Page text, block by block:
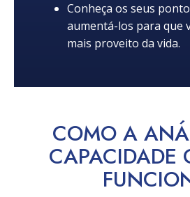
Conheça os seus
aumentá-los para que
mais proveito da vida.
COMO A
CAPACIDADE